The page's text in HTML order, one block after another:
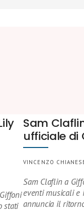
stati
Sam
ufficiale di
VINCENZO
Sam Claflin a
eventi musicali e
annuncia il